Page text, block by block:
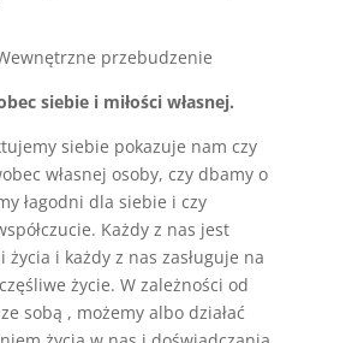
przebudzenie
siebie i miłości własnej.
siebie pokazuje nam czy
własnej osoby, czy dbamy o
łagodni dla siebie i czy
Każdy z nas jest
i każdy z nas zasługuje na
życie. W zależności od
sobą , możemy albo działać